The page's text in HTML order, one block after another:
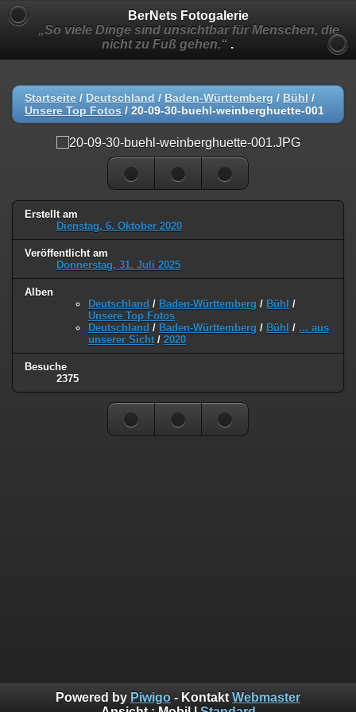
BerNets Fotogalerie
„So viele Dinge sind unsichtbar für Menschen, die
nicht zu Fuß gehen.“ .
Startseite / Deutschland / Baden-Württemberg / Bühl /
Unsere Top Fotos / 20-09-30-buehl-weinberghuette-001
Erstellt am
Dienstag, 6. Oktober 2020
Veröffentlicht am
Donnerstag, 31. Juli 2025
Alben
Deutschland / Baden-Württemberg / Bühl /
Unsere Top Fotos
Deutschland / Baden-Württemberg / Bühl / ... aus
unserer Sicht / 2020
Besuche
2375
Powered by Piwigo - Kontakt Webmaster